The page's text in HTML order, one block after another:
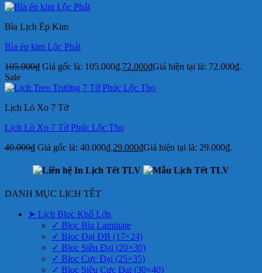
Bìa Lịch Ép Kim
Bìa ép kim Lộc Phát
105.000₫ Giá gốc là: 105.000₫.72.000₫Giá hiện tại là: 72.000₫.
Sale
Lịch Lò Xo 7 Tờ
Lịch Lò Xo 7 Tờ Phúc Lộc Thọ
40.000₫ Giá gốc là: 40.000₫.29.000₫Giá hiện tại là: 29.000₫.
DANH MỤC LỊCH TẾT
➤ Lịch Bloc Khổ Lớn
✓ Bloc Bìa Laminate
✓ Bloc Đại ĐB (17×24)
✓ Bloc Siêu Đại (20×30)
✓ Bloc Cực Đại (25×35)
✓ Bloc Siêu Cực Đại (30×40)